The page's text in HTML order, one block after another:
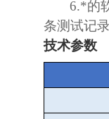
6.*的
条测试记
技术参数